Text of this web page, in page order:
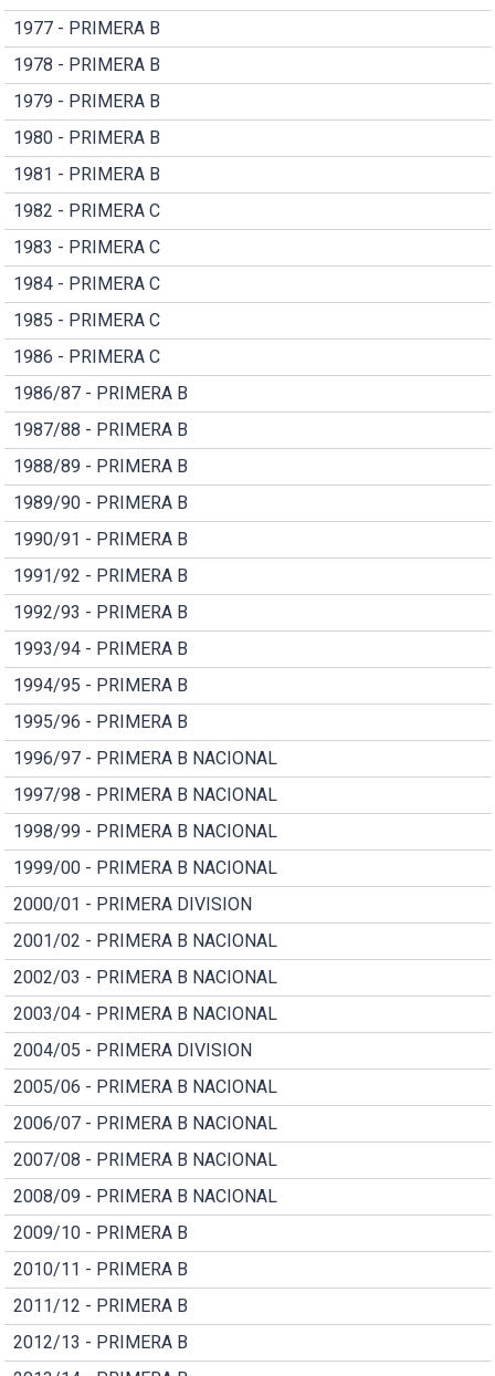
1977 - PRIMERA B
1978 - PRIMERA B
1979 - PRIMERA B
1980 - PRIMERA B
1981 - PRIMERA B
1982 - PRIMERA C
1983 - PRIMERA C
1984 - PRIMERA C
1985 - PRIMERA C
1986 - PRIMERA C
1986/87 - PRIMERA B
1987/88 - PRIMERA B
1988/89 - PRIMERA B
1989/90 - PRIMERA B
1990/91 - PRIMERA B
1991/92 - PRIMERA B
1992/93 - PRIMERA B
1993/94 - PRIMERA B
1994/95 - PRIMERA B
1995/96 - PRIMERA B
1996/97 - PRIMERA B NACIONAL
1997/98 - PRIMERA B NACIONAL
1998/99 - PRIMERA B NACIONAL
1999/00 - PRIMERA B NACIONAL
2000/01 - PRIMERA DIVISION
2001/02 - PRIMERA B NACIONAL
2002/03 - PRIMERA B NACIONAL
2003/04 - PRIMERA B NACIONAL
2004/05 - PRIMERA DIVISION
2005/06 - PRIMERA B NACIONAL
2006/07 - PRIMERA B NACIONAL
2007/08 - PRIMERA B NACIONAL
2008/09 - PRIMERA B NACIONAL
2009/10 - PRIMERA B
2010/11 - PRIMERA B
2011/12 - PRIMERA B
2012/13 - PRIMERA B